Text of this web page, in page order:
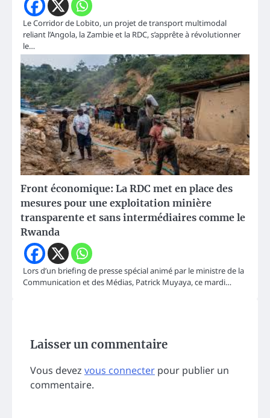
Le Corridor de Lobito, un projet de transport multimodal
reliant l’Angola, la Zambie et la RDC, s’apprête à révolutionner
le…
Front économique: La RDC met en place des
mesures pour une exploitation minière
transparente et sans intermédiaires comme le
Rwanda
Lors d’un briefing de presse spécial animé par le ministre de la
Communication et des Médias, Patrick Muyaya, ce mardi…
Laisser un commentaire
Vous devez vous connecter pour publier un
commentaire.